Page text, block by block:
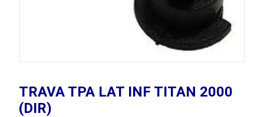
TRAVA TPA LAT INF TITAN 2000
(DIR)